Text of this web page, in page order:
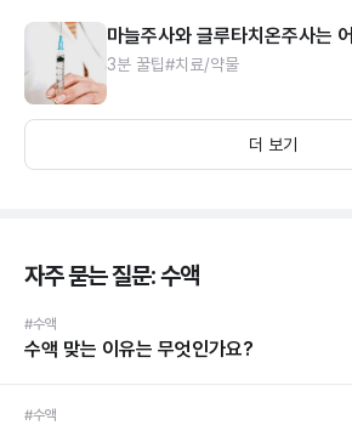
마늘주사와 글루타치온주사는
3분 꿀팁#치료/약물
더 보기
자주 묻는 질문: 수액
#수액
수액 맞는 이유는 무엇인가요?
#수액